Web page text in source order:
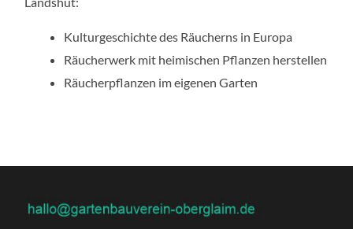
Kulturgeschichte des Räucherns in Europa
Räucherwerk mit heimischen Pflanzen herstellen
Räucherpflanzen im eigenen Garten